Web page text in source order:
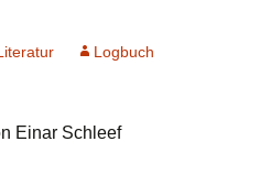
Logbuch
Einar Schleef